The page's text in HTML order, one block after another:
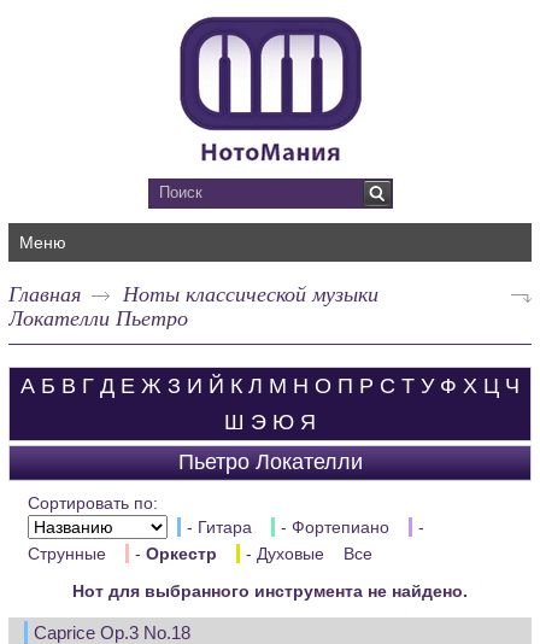
Меню
Главная
Ноты классической музыки
Локателли Пьетро
А Б В Г Д Е Ж З И Й К Л М Н О П Р С Т У Ф Х Ц Ч
Ш Э Ю Я
Пьетро Локателли
Сортировать по:
- Гитара
- Фортепиано
-
Струнные
-Оркестр - Духовые
Все
Нот для выбранного инструмента не найдено.
Caprice Op.3 No.18